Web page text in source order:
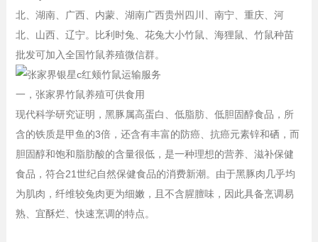
北、湖南、广西、内蒙、湖南广西贵州四川、南宁、重庆、河
北、山西、辽宁。比利时兔、花兔大小竹鼠、海狸鼠、竹鼠种苗
批发可加入全国竹鼠养殖微信群。
一，张家界竹鼠养殖可供食用
现代科学研究证明，黑豚属高蛋白、低脂肪、低胆固醇食品，所
含的铁质是甲鱼的3倍，还含有丰富的防癌、抗癌元素锌和硒，而
胆固醇和饱和脂肪酸的含量很低，是一种理想的营养、滋补保健
食品，符合21世纪自然保健食品的消费新潮。由于黑豚肉几乎均
为肌肉，纤维较兔肉更为细嫩，且不含腥膻味，因此具备烹调易
熟、宜酥烂、快速烹调的特点。